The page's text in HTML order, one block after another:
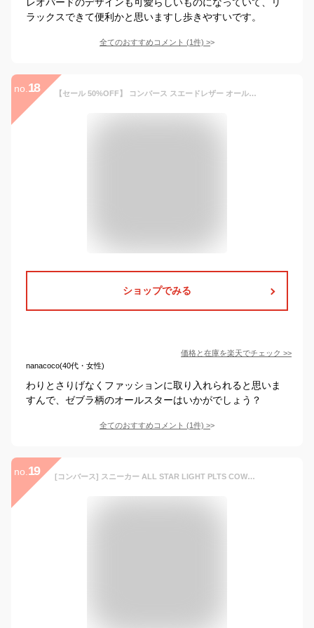
ラックスできて便利かと思いますし歩きやすいです。
全てのおすすめコメント (1件) >
no. 18 【セール 50%OFF】 コンバース スエードレザー オールスター US ゼブラ ローカット ホワイト ブラック 白 黒 シマウマ柄 アニマル レディース メンズ スニーカー CONVERSE SUEDE ALL STAR US ZEBRA OX WHITE BLACK U.S. ORIGINATOR
ショップでみる
価格と在庫を楽天でチェック >>
nanacoco(40代・女性)
わりとさりげなくファッションに取り入れられると思いま
すんで、ゼブラ柄のオールスターはいかがでしょう？
全てのおすすめコメント (1件) >
no. 19 [コンバース] スニーカー ALL STAR LIGHT PLTS COWSPOT OX オフホワイト 22.5 cm